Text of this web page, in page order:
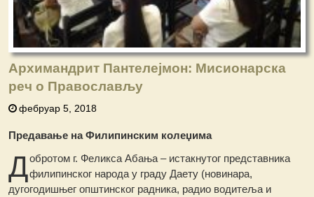
Архимандрит Пантелејмон: Мисионарска
реч о Православљу
фебруар 5, 2018
Предавање на Филипинским колеџима
Добротом г. Феликса Абања – истакнутог представника
филипинског народа у граду Даету (новинара,
дугогодишњег општинског радника, радио водитеља и